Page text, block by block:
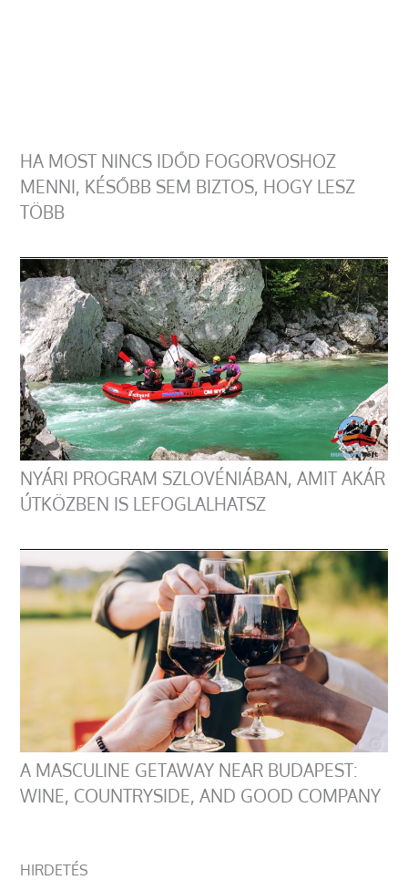
HA MOST NINCS IDŐD FOGORVOSHOZ
MENNI, KÉSŐBB SEM BIZTOS, HOGY LESZ
TÖBB
NYÁRI PROGRAM SZLOVÉNIÁBAN, AMIT AKÁR
ÚTKÖZBEN IS LEFOGLALHATSZ
A MASCULINE GETAWAY NEAR BUDAPEST:
WINE, COUNTRYSIDE, AND GOOD COMPANY
HIRDETÉS